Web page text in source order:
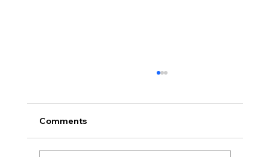
오늘날 성도로서 올바른 신앙생활을 하는 데 걸
림돌이 되는 세 가지가 있습니다. 첫째는 안일주
의입니다. 산업혁명 이후 급속도로 발전한 물질
Comments